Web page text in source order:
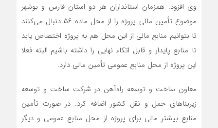
وی افزود: همزمان ‌استانداران هر دو استان فارس و بوشهر
موضوع تأمین مالی پروژه را از محل ماده ۵۶‌ دنبال می‌‌‌‌‌‌‌‌‌‌‌‌‌‌‌‌‌‌‌‌‌‌‌‌‌‌‌‌‌‌‌‌‌‌‌کنند
تا بتوانیم منابع مالی از این محل هم به پروژه اختصاص یابد
تا منابع پایدار و قابل اتکاء نهایی را داشته باشیم البته فعلا
این پروژه از محل منابع عمومی تأمین مالی دارد.
معاون ساخت و توسعه راه‌آهن در شرکت ساخت و توسعه
زیربناهای حمل و نقل کشور اضافه کرد: در صورت تأمین
منابع بیشتر مالی برای پروژه از محل منابع عمومی و دیگر